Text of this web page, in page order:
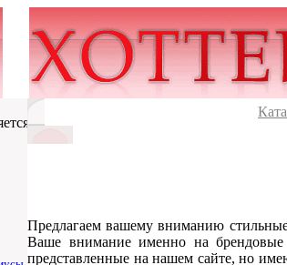
Предлагаем вашему вниманию
Ваше внимание именно на
представленные на нашем сайте, но